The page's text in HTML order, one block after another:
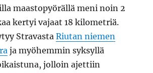
maastopyörällä meni noin 2
kertyi vajaat 18 kilometriä.
StravastaRiutan niemen
ja myöhemmin syksyllä
jolloin ajettiin